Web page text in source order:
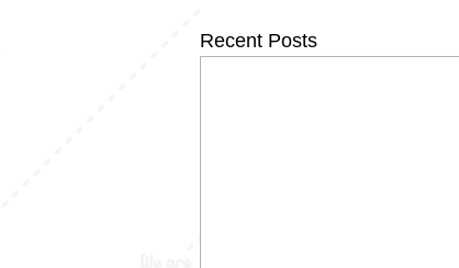
Recent Posts